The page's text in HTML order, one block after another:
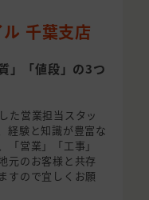
千葉支店
」「値段」の3つ
た営業担当スタッ
経験と知識が豊富な
「営業」「工事」
元のお客様と共存
すので宜しくお願